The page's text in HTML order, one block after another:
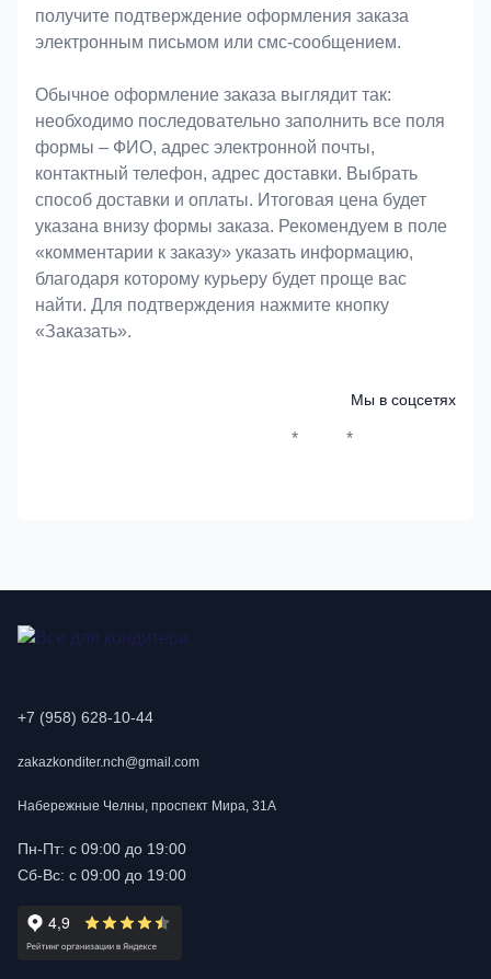
получите подтверждение оформления заказа
электронным письмом или смс-сообщением.
Обычное оформление заказа выглядит так:
необходимо последовательно заполнить все поля
формы – ФИО, адрес электронной почты,
контактный телефон, адрес доставки. Выбрать
способ доставки и оплаты. Итоговая цена будет
указана внизу формы заказа. Рекомендуем в поле
«комментарии к заказу» указать информацию,
благодаря которому курьеру будет проще вас
найти. Для подтверждения нажмите кнопку
«Заказать».
Мы в соцсетях
* *
+7 (958) 628-10-44
zakazkonditer.nch@gmail.com
Набережные Челны, проспект Мира, 31А
Пн-Пт: с 09:00 до 19:00
Сб-Вс: с 09:00 до 19:00